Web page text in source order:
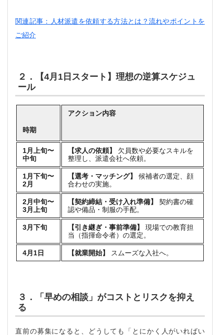
関連記事：人材派遣を依頼する方法とは？流れやポイントを
ご紹介
２．【4月1日スタート】理想の逆算スケジュ
ール
時期
アクション内容
1月上旬〜
中旬
【求人の依頼】
欠員数や必要なスキルを
整理し、派遣会社へ依頼。
1月下旬〜
2月
【選考・マッチング】
候補者の選定、顔
合わせの実施。
2月中旬〜
3月上旬
【契約締結・受け入れ準備】
契約書の確
認や備品・制服の手配。
3月下旬 【引き継ぎ・事前準備】
現場での教育担
当（指揮命令者）の選定。
4月1日 【就業開始】 スムーズな入社へ。
３．「早めの相談」がコストとリスクを抑え
る
直前の募集になると、どうしても「とにかく人がいればい